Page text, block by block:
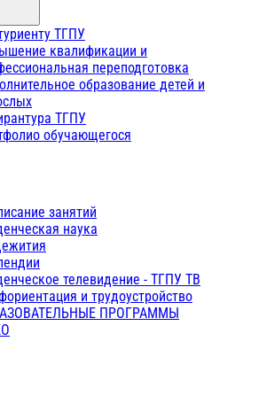
ТГПУ
квалификации и
переподготовка
образование детей и
ТГПУ
обучающегося
занятий
наука
телевидение - ТГПУ ТВ
и трудоустройство
ПРОГРАММЫ